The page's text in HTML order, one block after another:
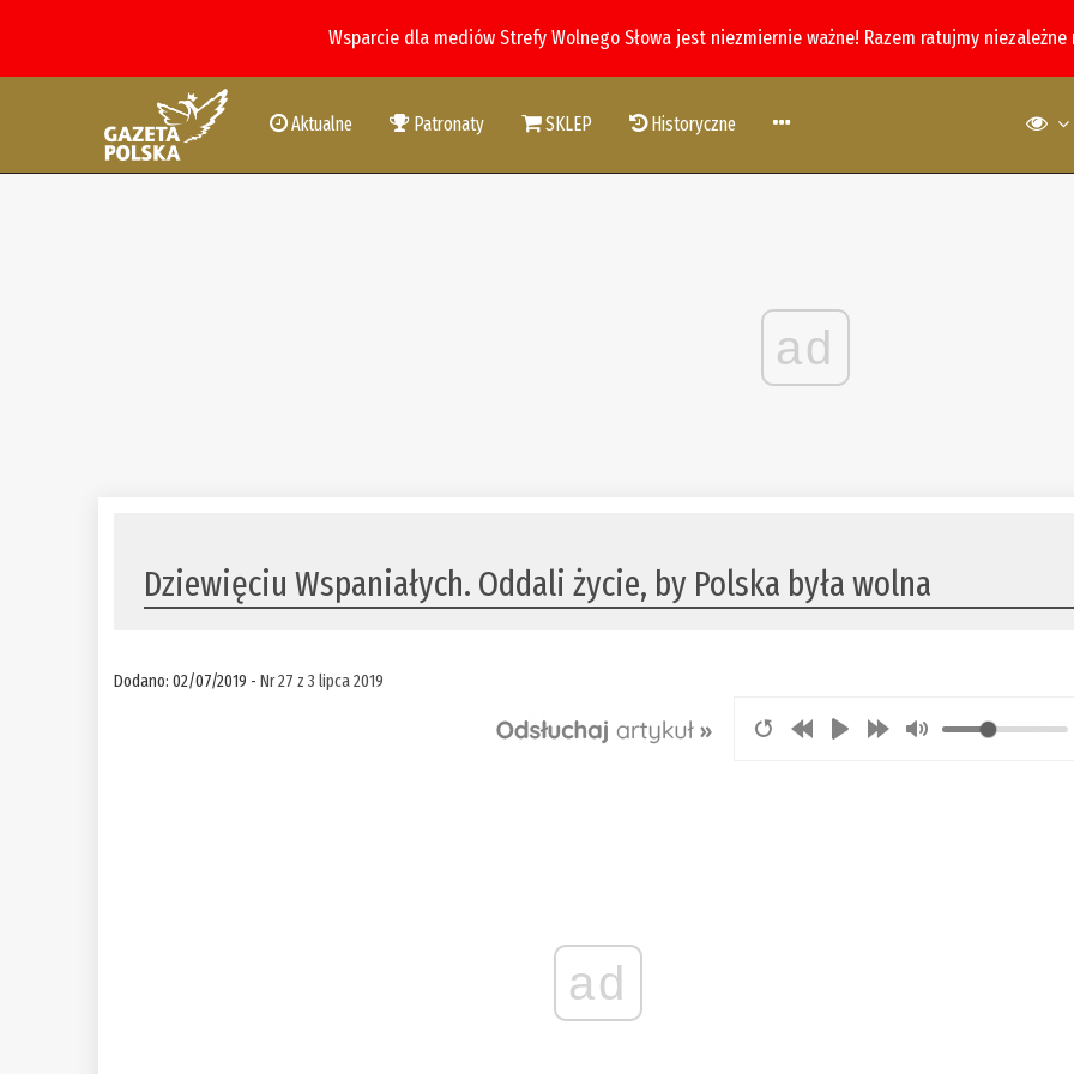
Wsparcie dla mediów Strefy Wolnego Słowa jest niezmiernie ważne! Razem ratujmy
Aktualne Patronaty SKLEP Historyczne
ad
Dziewięciu Wspaniałych. Oddali życie, by Polska była wolna
Dodano: 02/07/2019 -Nr 27 z 3 lipca 2019
ad